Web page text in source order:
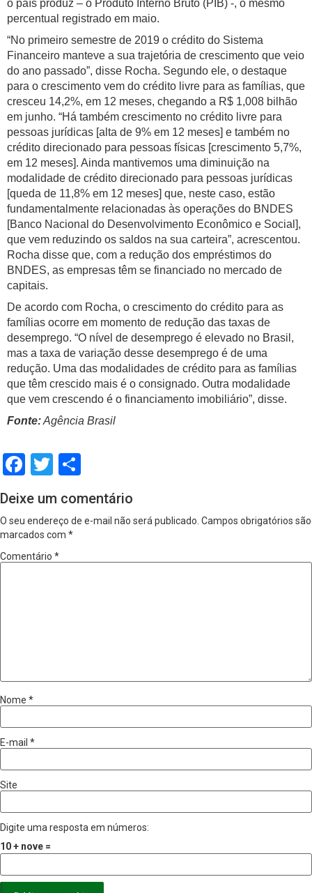
o país produz – o Produto Interno Bruto (PIB) -, o mesmo
percentual registrado em maio.
“No primeiro semestre de 2019 o crédito do Sistema
Financeiro manteve a sua trajetória de crescimento que veio
do ano passado”, disse Rocha. Segundo ele, o destaque
para o crescimento vem do crédito livre para as famílias, que
cresceu 14,2%, em 12 meses, chegando a R$ 1,008 bilhão
em junho. “Há também crescimento no crédito livre para
pessoas jurídicas [alta de 9% em 12 meses] e também no
crédito direcionado para pessoas físicas [crescimento 5,7%,
em 12 meses]. Ainda mantivemos uma diminuição na
modalidade de crédito direcionado para pessoas jurídicas
[queda de 11,8% em 12 meses] que, neste caso, estão
fundamentalmente relacionadas às operações do BNDES
[Banco Nacional do Desenvolvimento Econômico e Social],
que vem reduzindo os saldos na sua carteira”, acrescentou.
Rocha disse que, com a redução dos empréstimos do
BNDES, as empresas têm se financiado no mercado de
capitais.
De acordo com Rocha, o crescimento do crédito para as
famílias ocorre em momento de redução das taxas de
desemprego. “O nível de desemprego é elevado no Brasil,
mas a taxa de variação desse desemprego é de uma
redução. Uma das modalidades de crédito para as famílias
que têm crescido mais é o consignado. Outra modalidade
que vem crescendo é o financiamento imobiliário”, disse.
Fonte:Agência Brasil
Facebook
Twitter
Deixe um comentário
O seu endereço de e-mail não será publicado. Campos obrigatórios são
marcados com *
Comentário *
Nome *
E-mail *
Site
Digite uma resposta em números:
10 + nove =